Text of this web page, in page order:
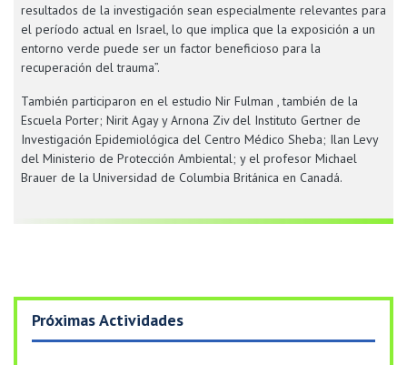
resultados de la investigación sean especialmente relevantes para
el período actual en Israel, lo que implica que la exposición a un
entorno verde puede ser un factor beneficioso para la
recuperación del trauma”.
También participaron en el estudio Nir Fulman , también de la
Escuela Porter; Nirit Agay y Arnona Ziv del Instituto Gertner de
Investigación Epidemiológica del Centro Médico Sheba; Ilan Levy
del Ministerio de Protección Ambiental; y el profesor Michael
Brauer de la Universidad de Columbia Británica en Canadá.
Próximas Actividades